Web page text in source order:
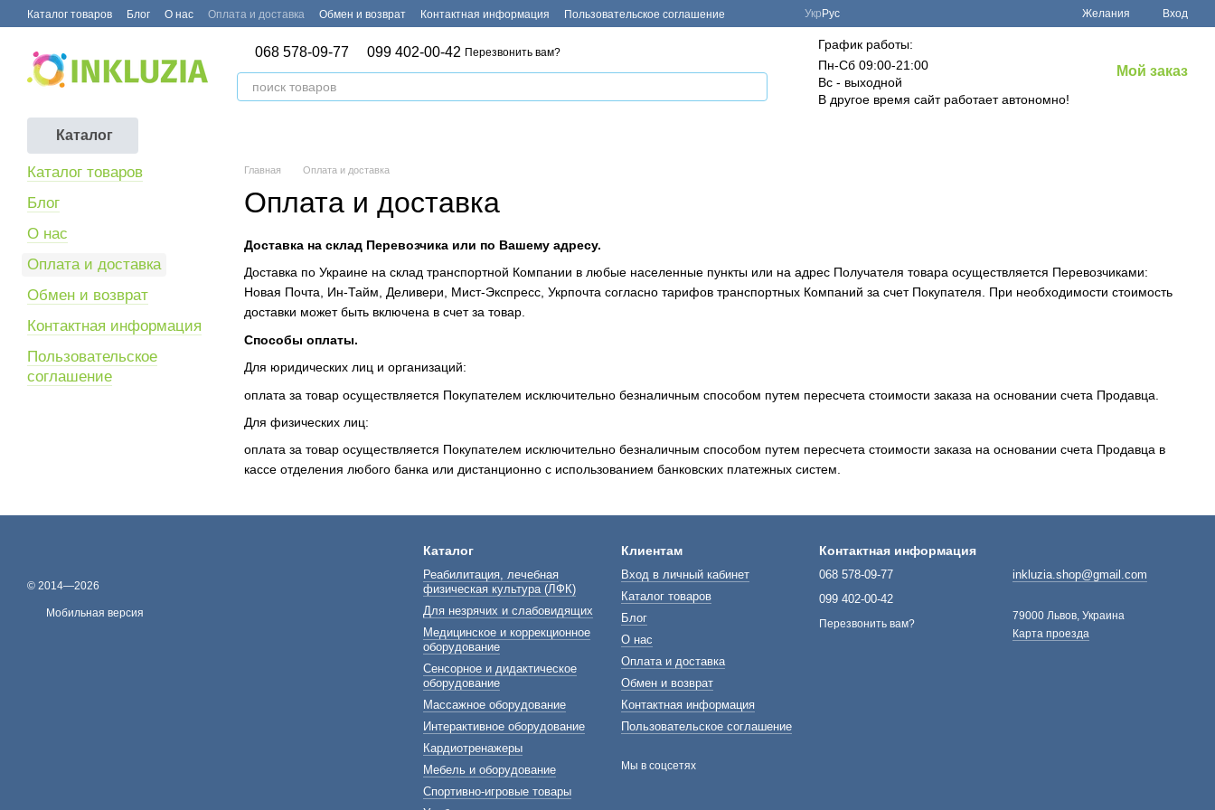
Перейти к основному контенту
Каталог товаров Блог О нас Оплата и доставка Обмен и возврат Контактная информация Пользовательское соглашение Укр Рус Желания Вход
068 578-09-77 099 402-00-42 Перезвонить вам?
График работы:
Пн-Сб 09:00-21:00
Вс - выходной
В другое время сайт работает автономно!
Мой заказ
Каталог
Главная Оплата и доставка
Оплата и доставка
Доставка на склад Перевозчика или по Вашему адресу.
Доставка по Украине на склад транспортной Компании в любые населенные пункты или на адрес Получателя товара осуществляется Перевозчиками:
Новая Почта, Ин-Тайм, Деливери, Мист-Экспресс, Укрпочта согласно тарифов транспортных Компаний за счет Покупателя. При необходимости стоимость
доставки может быть включена в счет за товар.
Способы оплаты.
Для юридических лиц и организаций:
оплата за товар осуществляется Покупателем исключительно безналичным способом путем пересчета стоимости заказа на основании счета Продавца.
Для физических лиц:
оплата за товар осуществляется Покупателем исключительно безналичным способом путем пересчета стоимости заказа на основании счета Продавца в
кассе отделения любого банка или дистанционно с использованием банковских платежных систем.
Каталог товаров
Блог
О нас
Оплата и доставка
Обмен и возврат
Контактная информация
Пользовательское
соглашение
© 2014—2026
Мобильная версия
Каталог
Реабилитация, лечебная
физическая культура (ЛФК)
Для незрячих и слабовидящих
Медицинское и коррекционное
оборудование
Сенсорное и дидактическое
оборудование
Массажное оборудование
Интерактивное оборудование
Кардиотренажеры
Мебель и оборудование
Спортивно-игровые товары
Клиентам
Вход в личный кабинет
Каталог товаров
Блог
О нас
Оплата и доставка
Обмен и возврат
Контактная информация
Пользовательское соглашение
Мы в соцсетях
Контактная информация
068 578-09-77
099 402-00-42
Перезвонить вам?
inkluzia.shop@gmail.com
79000 Львов, Украина
Карта проезда